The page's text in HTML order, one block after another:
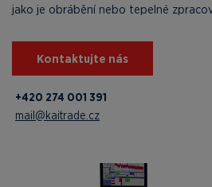
jako je obrábění nebo tepelné
Kontaktujte nás
+420 274 001 391
mail@kaitrade.cz